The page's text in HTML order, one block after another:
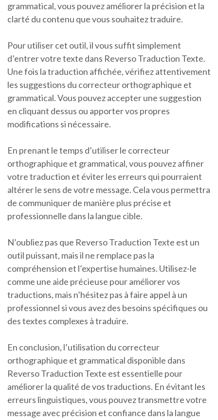
grammatical, vous pouvez améliorer la précision et la
clarté du contenu que vous souhaitez traduire.
Pour utiliser cet outil, il vous suffit simplement
d’entrer votre texte dans Reverso Traduction Texte.
Une fois la traduction affichée, vérifiez attentivement
les suggestions du correcteur orthographique et
grammatical. Vous pouvez accepter une suggestion
en cliquant dessus ou apporter vos propres
modifications si nécessaire.
En prenant le temps d’utiliser le correcteur
orthographique et grammatical, vous pouvez affiner
votre traduction et éviter les erreurs qui pourraient
altérer le sens de votre message. Cela vous permettra
de communiquer de manière plus précise et
professionnelle dans la langue cible.
N’oubliez pas que Reverso Traduction Texte est un
outil puissant, mais il ne remplace pas la
compréhension et l’expertise humaines. Utilisez-le
comme une aide précieuse pour améliorer vos
traductions, mais n’hésitez pas à faire appel à un
professionnel si vous avez des besoins spécifiques ou
des textes complexes à traduire.
En conclusion, l’utilisation du correcteur
orthographique et grammatical disponible dans
Reverso Traduction Texte est essentielle pour
améliorer la qualité de vos traductions. En évitant les
erreurs linguistiques, vous pouvez transmettre votre
message avec précision et confiance dans la langue